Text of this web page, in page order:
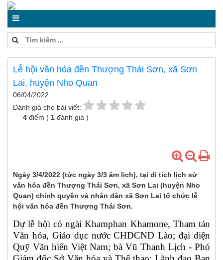
Lễ hội văn hóa đền Thượng Thái Sơn, xã Sơn
Lai, huyện Nho Quan
06/04/2022
Đánh giá cho bài viết:
4 điểm ( 1 đánh giá )
Ngày 3/4/2022 (tức ngày 3/3 âm lịch), tại di tích lịch sử
văn hóa đền Thượng Thái Sơn, xã Sơn Lai (huyện Nho
Quan) chính quyền và nhân dân xã Sơn Lai tổ chức lễ
hội văn hóa đền Thượng Thái Sơn.
Dự lễ hội có ngài Khamphan Khamone, Tham tán
Văn hóa, Giáo dục nước CHDCND Lào; đại diện
Quỹ Văn hiến Việt Nam; bà Vũ Thanh Lịch - Phó